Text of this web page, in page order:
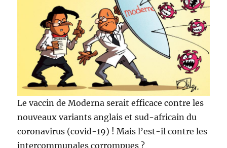
Le vaccin de Moderna serait efficace contre les
nouveaux variants anglais et sud-africain du
coronavirus (covid-19) ! Mais l’est-il contre les
intercommunales corrompues ?